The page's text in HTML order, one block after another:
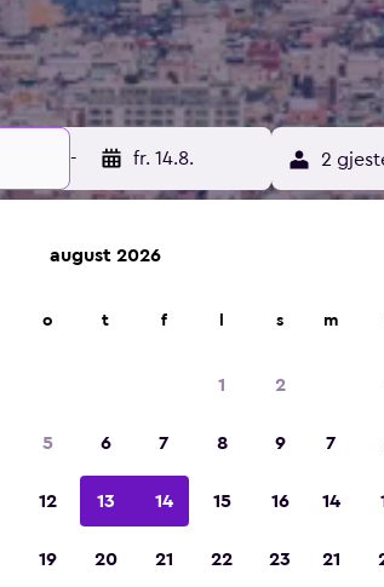
- fr. 14.8. 2
august 2026
o t f s
1 2
5 6 7 8 9
12 13 14 15 16
19 20 21 22 23
m
7
14
21